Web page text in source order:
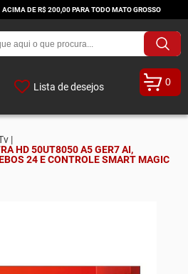
ACIMA DE R$ 200,00 PARA TODO MATO GROSSO
Lista de desejos 0
|
HD 50UT8050 A5 GER7 AI,
24 E CONTROLE SMART MAGIC